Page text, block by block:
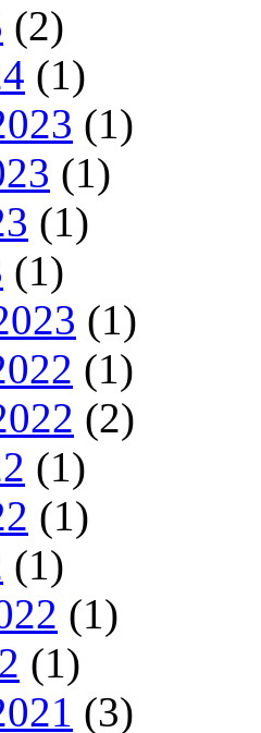
(2)
(1)
(1)
(1)
(1)
(1)
(1)
(1)
(2)
(1)
(1)
(1)
(1)
(1)
(3)